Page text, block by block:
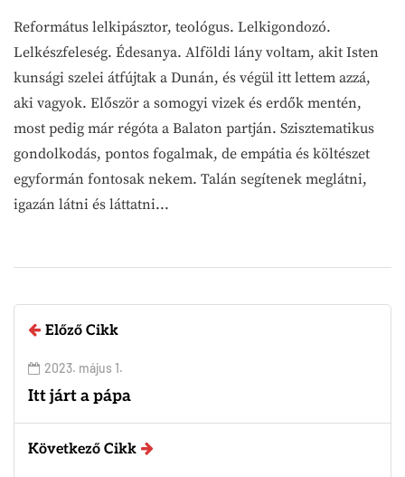
Református lelkipásztor, teológus. Lelkigondozó.
Lelkészfeleség. Édesanya. Alföldi lány voltam, akit Isten
kunsági szelei átfújtak a Dunán, és végül itt lettem azzá,
aki vagyok. Először a somogyi vizek és erdők mentén,
most pedig már régóta a Balaton partján. Szisztematikus
gondolkodás, pontos fogalmak, de empátia és költészet
egyformán fontosak nekem. Talán segítenek meglátni,
igazán látni és láttatni...
Előző Cikk
2023. május 1.
Itt járt a pápa
Következő Cikk